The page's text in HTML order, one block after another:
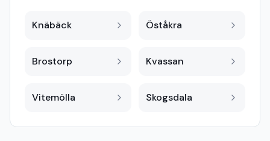
Knäbäck Öståkra
Brostorp Kvassan
Vitemölla Skogsdala